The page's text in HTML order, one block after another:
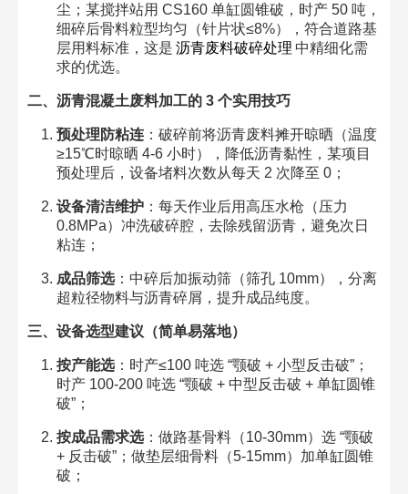
尘；某搅拌站用 CS160 单缸圆锥破，时产 50 吨，
细碎后骨料粒型均匀（针片状≤8%），符合道路基
层用料标准，这是 沥青废料破碎处理 中精细化需
求的优选。​
二、沥青混凝土废料加工的 3 个实用技巧​
预处理防粘连：破碎前将沥青废料摊开晾晒（温度
≥15℃时晾晒 4-6 小时），降低沥青黏性，某项目
预处理后，设备堵料次数从每天 2 次降至 0；​
设备清洁维护：每天作业后用高压水枪（压力
0.8MPa）冲洗破碎腔，去除残留沥青，避免次日
粘连；​
成品筛选：中碎后加振动筛（筛孔 10mm），分离
超粒径物料与沥青碎屑，提升成品纯度。​
三、设备选型建议（简单易落地）​
按产能选：时产≤100 吨选 “颚破 + 小型反击破”；
时产 100-200 吨选 “颚破 + 中型反击破 + 单缸圆锥
破”；​
按成品需求选：做路基骨料（10-30mm）选 “颚破
+ 反击破”；做垫层细骨料（5-15mm）加单缸圆锥
破；​